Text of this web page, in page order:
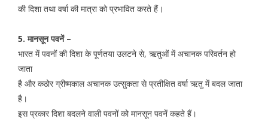
की दिशा तथा वर्षा की मात्रा को प्रभावित करते हैं।
5. मानसून पवनें –
भारत में पवनों की दिशा के पूर्णतया उलटने से, ऋतुओं में अचानक परिवर्तन हो
जाता
है और कठोर ग्रीष्मकाल अचानक उत्सुकता से प्रतीक्षित वर्षा ऋतु में बदल जाता
है।
इस प्रकार दिशा बदलने वाली पवनों को मानसून पवनें कहते हैं।